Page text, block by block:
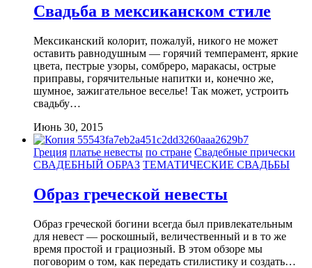
Свадьба в мексиканском стиле
Мексиканский колорит, пожалуй, никого не может
оставить равнодушным — горячий темперамент, яркие
цвета, пестрые узоры, сомбреро, маракасы, острые
приправы, горячительные напитки и, конечно же,
шумное, зажигательное веселье! Так может, устроить
свадьбу…
Июнь 30, 2015
Греция платье невесты по стране Свадебные прически
СВАДЕБНЫЙ ОБРАЗ ТЕМАТИЧЕСКИЕ СВАДЬБЫ
Образ греческой невесты
Образ греческой богини всегда был привлекательным
для невест — роскошный, величественный и в то же
время простой и грациозный. В этом обзоре мы
поговорим о том, как передать стилистику и создать…